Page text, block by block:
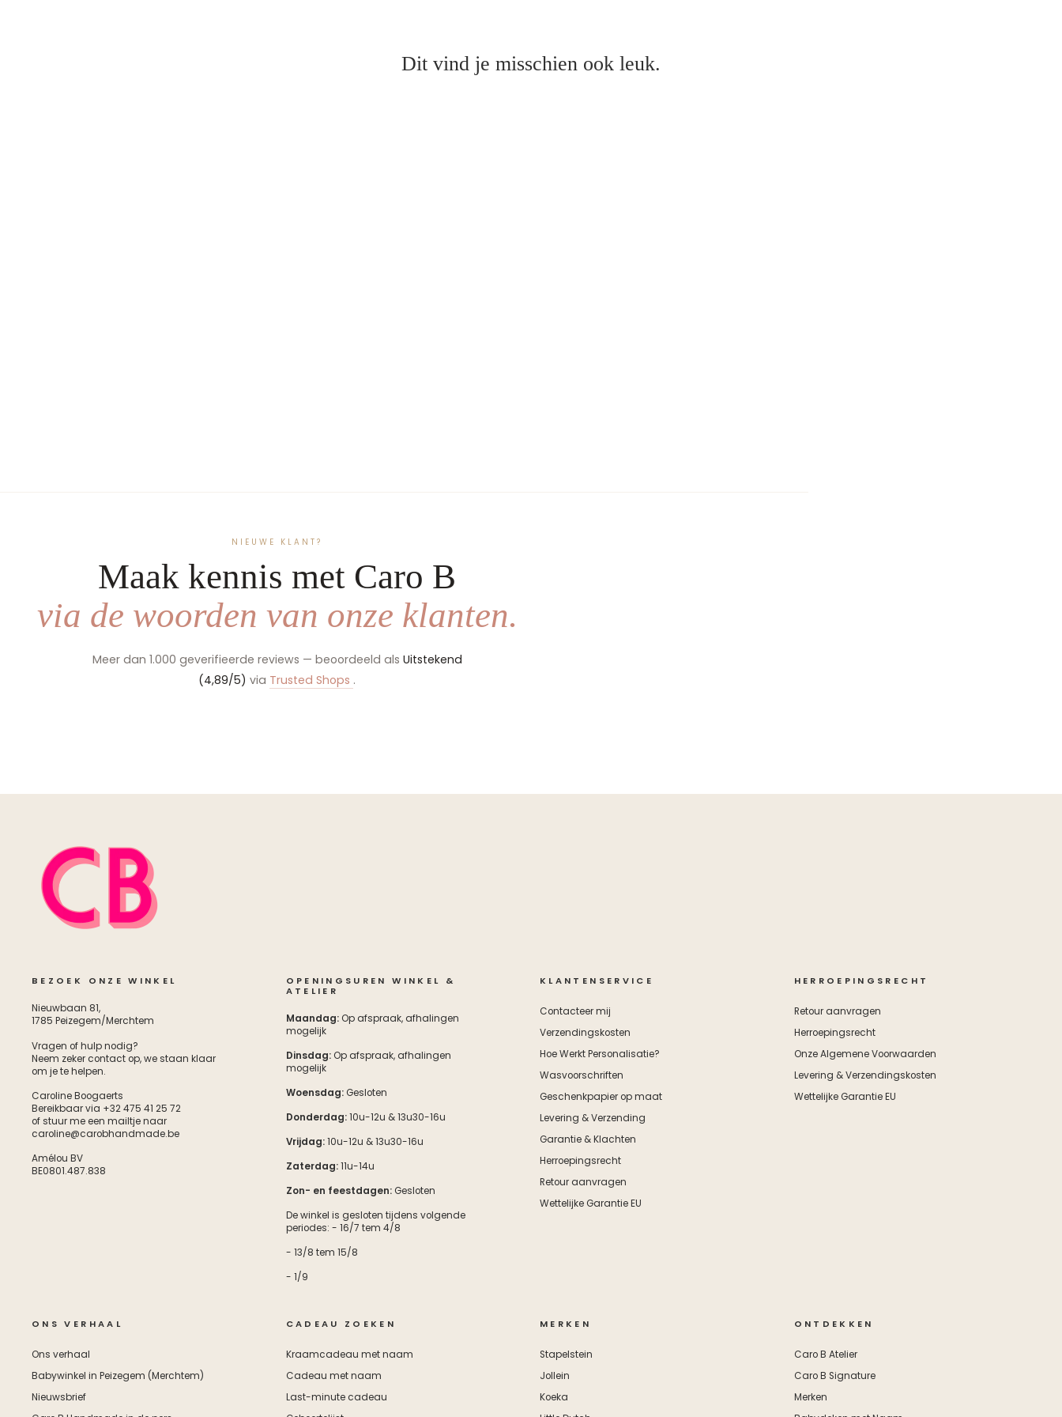
Dit vind je misschien ook leuk.
NIEUWE KLANT?
Maak kennis met Caro B
via de woorden van onze klanten.
Meer dan 1.000 geverifieerde reviews — beoordeeld als Uitstekend
(4,89/5) via Trusted Shops .
BEZOEK ONZE WINKEL
Nieuwbaan 81,
1785 Peizegem/Merchtem
Vragen of hulp nodig?
Neem zeker contact op, we staan klaar
om je te helpen.
Caroline Boogaerts
Bereikbaar via +32 475 41 25 72
of stuur me een mailtje naar
caroline@carobhandmade.be
Amélou BV
BE0801.487.838
OPENINGSUREN WINKEL &
ATELIER
Maandag:Op afspraak, afhalingen
mogelijk
Dinsdag: Op afspraak, afhalingen
mogelijk
Woensdag:Gesloten
Donderdag:10u-12u & 13u30-16u
Vrijdag:10u-12u & 13u30-16u
Zaterdag:11u-14u
Zon- en feestdagen:Gesloten
De winkel is gesloten tijdens volgende
periodes: - 16/7 tem 4/8
- 13/8 tem 15/8
- 1/9
KLANTENSERVICE
Contacteer mij
Verzendingskosten
Hoe Werkt Personalisatie?
Wasvoorschriften
Geschenkpapier op maat
Levering & Verzending
Garantie & Klachten
Herroepingsrecht
Retour aanvragen
Wettelijke Garantie EU
HERROEPINGSRECHT
Retour aanvragen
Herroepingsrecht
Onze Algemene Voorwaarden
Levering & Verzendingskosten
Wettelijke Garantie EU
ONS VERHAAL
Ons verhaal
Babywinkel in Peizegem (Merchtem)
Nieuwsbrief
CADEAU ZOEKEN
Kraamcadeau met naam
Cadeau met naam
Last-minute cadeau
MERKEN
Stapelstein
Jollein
Koeka
ONTDEKKEN
Caro B Atelier
Caro B Signature
Merken